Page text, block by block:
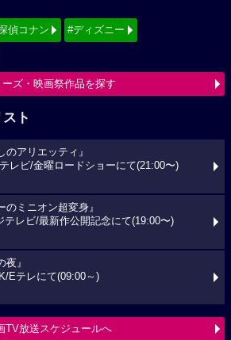
偵コナン #ディズニー
ーズ・映画祭作品を探す
ト
のアリエッティ』
レビ/金曜ロードショーにて(21:00〜)
のミニオン超変身』
テレビ/最新作公開記念にて(19:00〜)
夜』
Eテレにて(09:00～)
TV放送スケジュールへ